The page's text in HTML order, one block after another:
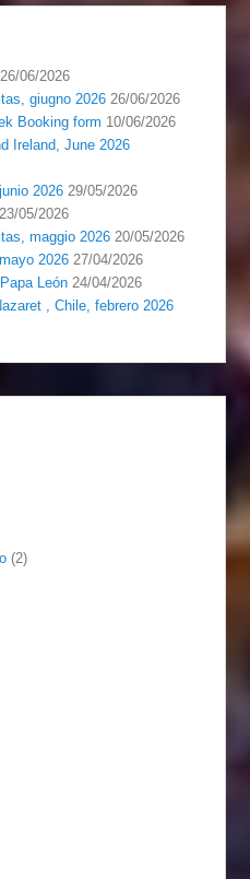
26/06/2026
giugno 2026 26/06/2026
Booking form 10/06/2026
Ireland, June 2026
2026 29/05/2026
23/05/2026
maggio 2026 20/05/2026
2026 27/04/2026
León 24/04/2026
, Chile, febrero 2026
(2)